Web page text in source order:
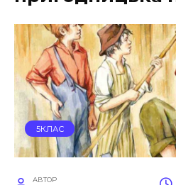
5КЛАС
АВТОР